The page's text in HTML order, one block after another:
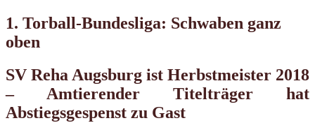
1. Torball-Bundesliga: Schwaben ganz
oben
SV Reha Augsburg ist Herbstmeister 2018
– Amtierender Titelträger hat
Abstiegsgespenst zu Gast